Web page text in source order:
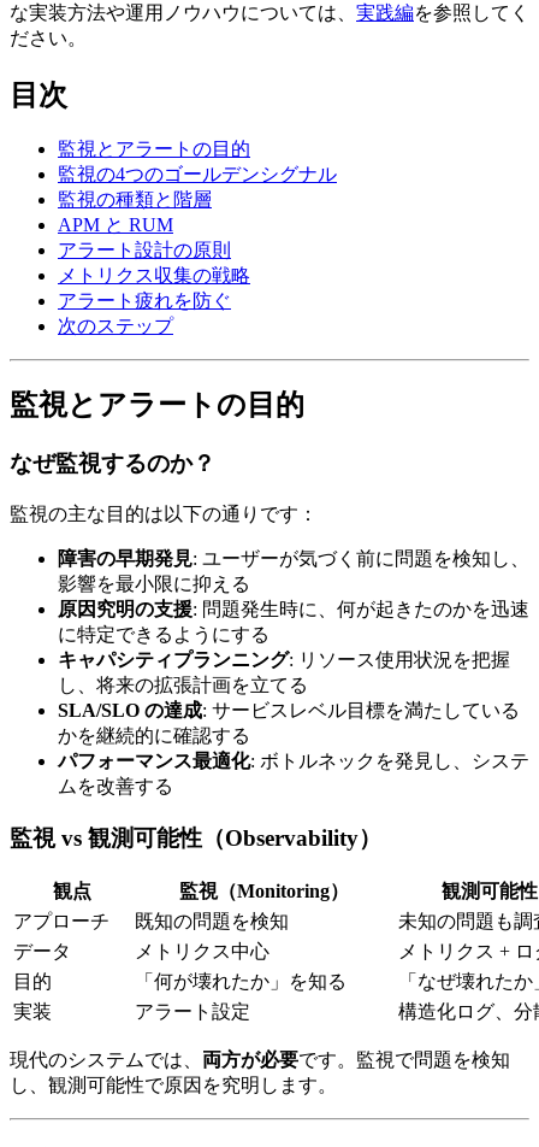
な実装方法や運用ノウハウについては、 実践編を参照してく
ださい。
目次
監視とアラートの目的
監視の4つのゴールデンシグナル
監視の種類と階層
APM と RUM
アラート設計の原則
メトリクス収集の戦略
アラート疲れを防ぐ
次のステップ
監視とアラートの目的
なぜ監視するのか？
監視の主な目的は以下の通りです：
障害の早期発見: ユーザーが気づく前に問題を検知し、
影響を最小限に抑える
原因究明の支援: 問題発生時に、何が起きたのかを迅速
に特定できるようにする
キャパシティプランニング: リソース使用状況を把握
し、将来の拡張計画を立てる
SLA/SLO の達成: サービスレベル目標を満たしている
かを継続的に確認する
パフォーマンス最適化: ボトルネックを発見し、システ
ムを改善する
監視 vs 観測可能性（Observability）
観点 監視（Monitoring）
観測可能
アプローチ
既知の問題を検知
未知の問題も調
データ
メトリクス中心
メトリクス +
目的
「何が壊れたか」を知る
「なぜ壊れた
実装
アラート設定 構造化ログ、
現代のシステムでは、 両方が必要です。監視で問題を検知
し、観測可能性で原因を究明します。